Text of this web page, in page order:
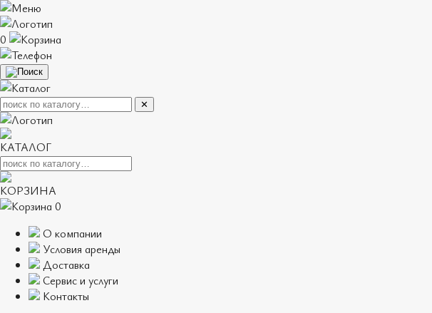
0
✕
КАТАЛОГ
КОРЗИНА
0
О компании
Условия аренды
Доставка
Сервис и услуги
Контакты